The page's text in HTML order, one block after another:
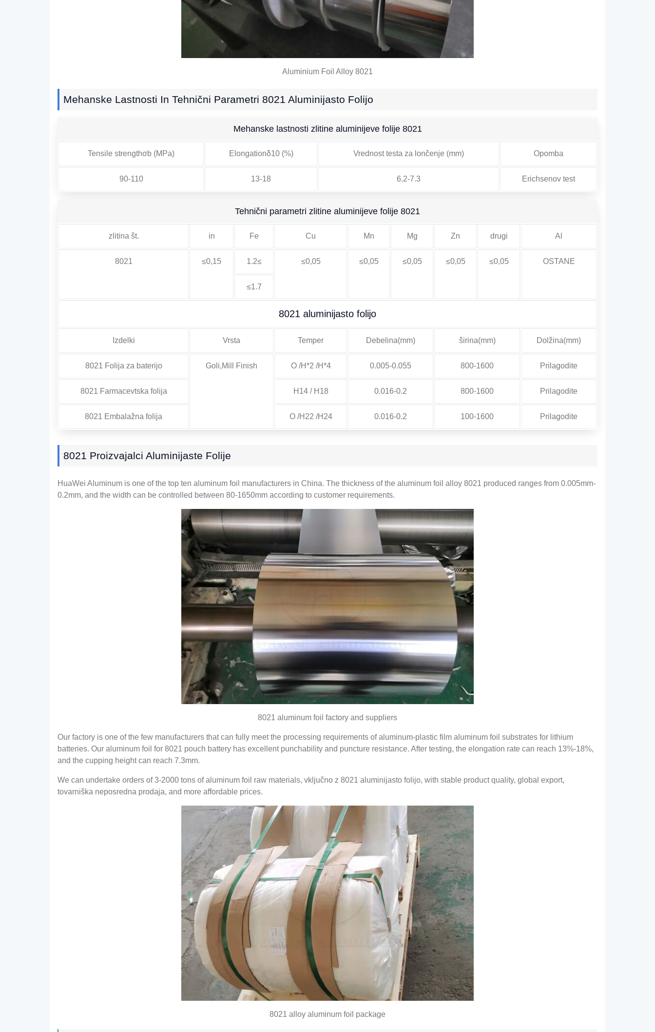
Aluminium Foil Alloy 8021
Mehanske Lastnosti In Tehnični Parametri 8021 Aluminijasto Folijo
Mehanske lastnosti zlitine aluminijeve folije 8021
Tensile strengthσb (MPa) Elongationδ10(%) Vrednost testa za lončenje (mm) Opomba
90-110 13-18 6.2-7.3 Erichsenov test
Tehnični parametri zlitine aluminijeve folije 8021
zlitina št. in Fe Cu Mn Mg Zn drugi Al
8021 ≤0,15 1.2≤ ≤0,05 ≤0,05 ≤0,05 ≤0,05 ≤0,05 OSTANE
≤1.7
8021 aluminijasto folijo
Izdelki Vrsta Temper Debelina(mm) širina(mm) Dolžina(mm)
8021 Folija za baterijo Goli,Mill Finish O /H*2 /H*4 0.005-0.055 800-1600 Prilagodite
8021 Farmacevtska folija H14 / H18 0.016-0.2 800-1600 Prilagodite
8021 Embalažna folija O /H22 /H24 0.016-0.2 100-1600 Prilagodite
8021 Proizvajalci Aluminijaste Folije
HuaWei Aluminum is one of the top ten aluminum foil manufacturers in China. The thickness of the aluminum foil alloy 8021 produced ranges from 0.005mm-
0.2mm, and the width can be controlled between 80-1650mm according to customer requirements.
8021 aluminum foil factory and suppliers
Our factory is one of the few manufacturers that can fully meet the processing requirements of aluminum-plastic film aluminum foil substrates for lithium
batteries. Our aluminum foil for 8021 pouch battery has excellent punchability and puncture resistance. After testing, the elongation rate can reach 13%-18%,
and the cupping height can reach 7.3mm.
We can undertake orders of3-2000 tons of aluminum foil raw materials, vključno z 8021 aluminijasto folijo, with stable product quality, global export,
tovarniška neposredna prodaja, and more affordable prices.
8021 alloy aluminum foil package